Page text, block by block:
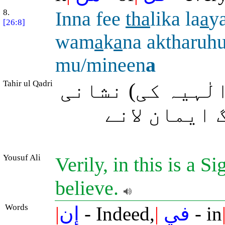
8.
[26:8]
Inna fee thalika laa
wamakana
mu/mineena
Tahir ul Qadri
کی) نشانی
لانے
Yousuf Ali
Verily, in this is a
believe.
Words |إن - Indeed,| في - in